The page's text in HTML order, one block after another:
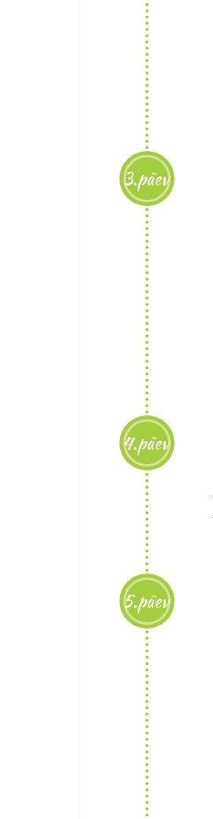
3.päev
4.päev
5.päev